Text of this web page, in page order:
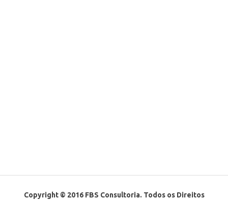
Copyright © 2016 FBS Consultoria. Todos os Direitos